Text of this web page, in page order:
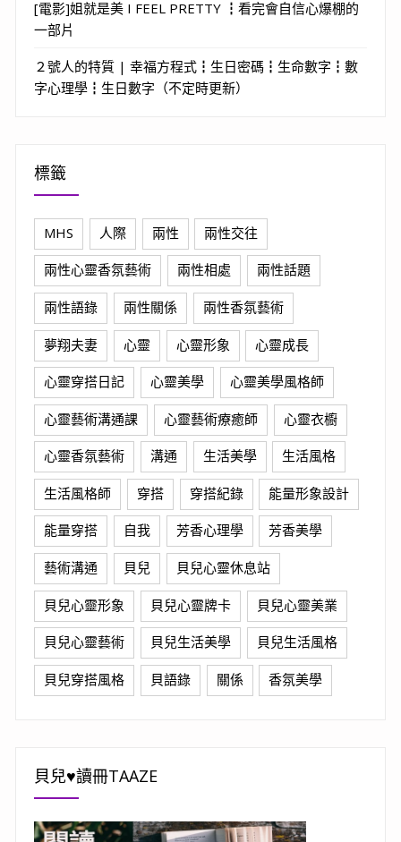
[電影]姐就是美 I FEEL PRETTY ┇看完會自信心爆棚的
一部片
２號人的特質 | 幸福方程式┇生日密碼┇生命數字┇數
字心理學┇生日數字（不定時更新）
標籤
MHS 人際 兩性 兩性交往
兩性心靈香氛藝術 兩性相處 兩性話題
兩性語錄 兩性關係 兩性香氛藝術
夢翔夫妻 心靈 心靈形象 心靈成長
心靈穿搭日記 心靈美學 心靈美學風格師
心靈藝術溝通課 心靈藝術療癒師 心靈衣櫥
心靈香氛藝術 溝通 生活美學 生活風格
生活風格師 穿搭 穿搭紀錄 能量形象設計
能量穿搭 自我 芳香心理學 芳香美學
藝術溝通 貝兒 貝兒心靈休息站
貝兒心靈形象 貝兒心靈牌卡 貝兒心靈美業
貝兒心靈藝術 貝兒生活美學 貝兒生活風格
貝兒穿搭風格 貝語錄 關係 香氛美學
貝兒♥讀冊TAAZE